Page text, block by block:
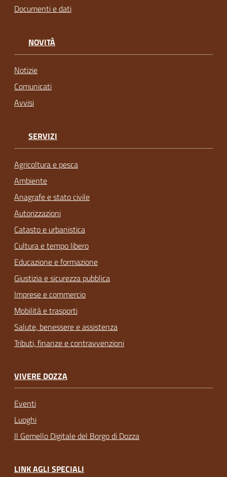
Documenti e dati
NOVITÀ
Notizie
Comunicati
Avvisi
SERVIZI
Agricoltura e pesca
Ambiente
Anagrafe e stato civile
Autorizzazioni
Catasto e urbanistica
Cultura e tempo libero
Educazione e formazione
Giustizia e sicurezza pubblica
Imprese e commercio
Mobilità e trasporti
Salute, benessere e assistenza
Tributi, finanze e contravvenzioni
VIVERE DOZZA
Eventi
Luoghi
Il Gemello Digitale del Borgo di Dozza
LINK AGLI SPECIALI